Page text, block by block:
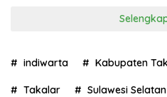
indiwarta Kabupaten
Takalar Sulawesi Selatan